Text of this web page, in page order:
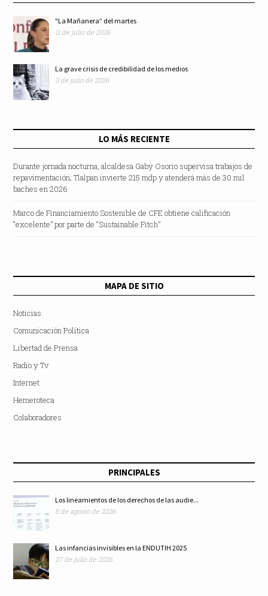
"La Mañanera” del martes
11 de julio de 2026
La grave crisis de credibilidad de los medios
3 de julio de 2026
LO MÁS RECIENTE
Durante jornada nocturna, alcaldesa Gaby Osorio supervisa trabajos de
repavimentación; Tlalpan invierte 215 mdp y atenderá más de 30 mil
baches en 2026
Marco de Financiamiento Sostenible de CFE obtiene calificación
“excelente” por parte de “Sustainable Fitch”
MAPA DE SITIO
Noticias
Comunicación Política
Libertad de Prensa
Radio y Tv
Internet
Hemeroteca
Colaboradores
PRINCIPALES
Los lineamientos de los derechos de las audie...
5 de agosto de 2026
Las infancias invisibles en la ENDUTIH 2025
27 de julio de 2026